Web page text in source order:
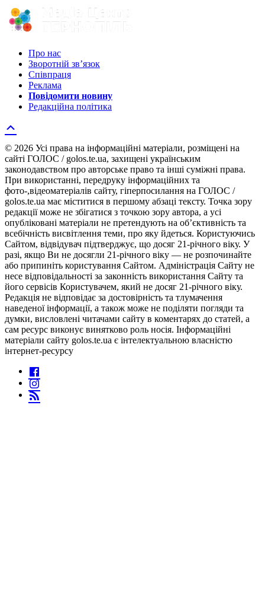
Про нас
Зворотній зв’язок
Співпраця
Реклама
Повідомити новину
Редакційна політика
© 2026 Усі права на інформаційні матеріали, розміщені на
сайті ГОЛОС / golos.te.ua, захищені українським
законодавством про авторське право та інші суміжні права.
При використанні, передруку інформаційних та
фото-,відеоматеріалів сайту, гіперпосилання на ГОЛОС /
golos.te.ua має міститися в першому абзаці тексту. Точка зору
редакції може не збігатися з точкою зору автора, а усі
опубліковані матеріали не претендують на об’єктивність та
всебічність висвітлення теми, про яку йдеться. Користуючись
Сайтом, відвідувач підтверджує, що досяг 21-річного віку. У
разі, якщо Ви не досягли 21-річного віку — не розпочинайте
або припиніть користування Сайтом. Адміністрація Сайту не
несе відповідальності за законність використання Сайту та
його сервісів Користувачем, який не досяг 21-річного віку.
Редакція не відповідає за достовірність та тлумачення
наведеної інформації, а також може не поділяти погляди та
думки, висловлені читачами сайту в коментарях до статей, а
сам ресурс виконує винятково роль носія. Інформаційні
матеріали сайту golos.te.ua є інтелектуальною власністю
інтернет-ресурсу